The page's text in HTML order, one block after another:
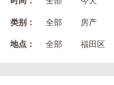
类别： 全部 房产
地点： 全部 福田区